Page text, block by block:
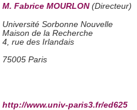
M. Fabrice MOURLON(Directeur)
Université Sorbonne Nouvelle
Maison de la Recherche
4, rue des Irlandais
75005 Paris
http://www.univ-paris3.fr/ed625